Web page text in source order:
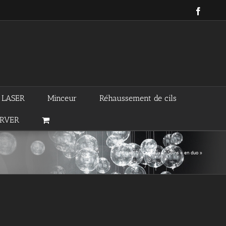
Minceur Réhaussement de cils
Accueil / Cadeaux / Soins « en duo »